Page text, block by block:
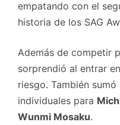
empatando con el
historia de los SAG
Además de competir
sorprendió al entrar
riesgo. También
individuales para
Wunmi Mosaku.